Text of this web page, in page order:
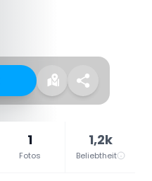
1
Fotos
1,2k
Beliebtheit